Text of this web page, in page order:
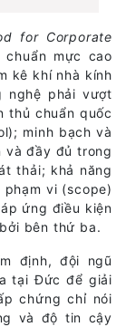
for Corporate
mực cao
kê khí nhà kính
nghệ phải vượt
thủ chuẩn quốc
minh bạch và
và đầy đủ trong
thải; khả năng
vi (scope)
ứng điều kiện
bên thứ ba.
định, đội ngũ
tại Đức để giải
chứng chỉ nói
và độ tin cậy